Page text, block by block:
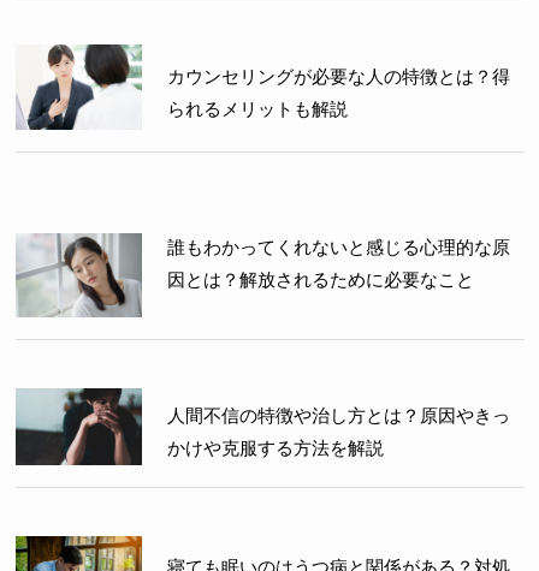
カウンセリングが必要な人の特徴とは？得
られるメリットも解説
誰もわかってくれないと感じる心理的な原
因とは？解放されるために必要なこと
人間不信の特徴や治し方とは？原因やきっ
かけや克服する方法を解説
寝ても眠いのはうつ病と関係がある？対処